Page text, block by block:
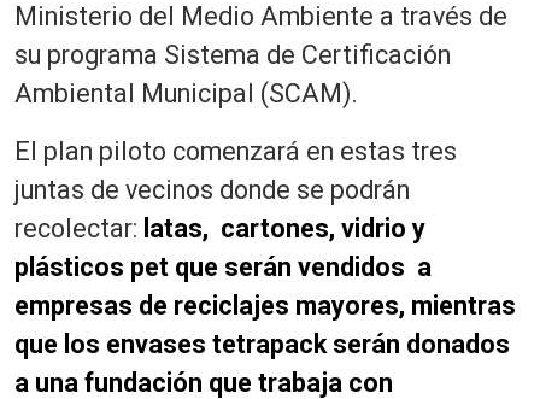
Ministerio del Medio Ambiente a través de
su programa Sistema de Certificación
Ambiental Municipal (SCAM).
El plan piloto comenzará en estas tres
juntas de vecinos donde se podrán
recolectar: latas, cartones, vidrio y
plásticos pet que serán vendidos a
empresas de reciclajes mayores, mientras
que los envases tetrapack serán donados
a una fundación que trabaja con